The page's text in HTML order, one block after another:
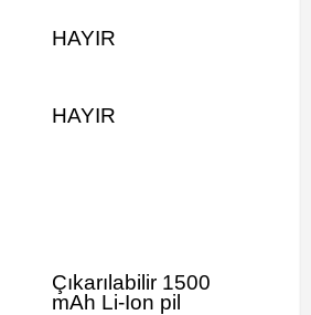
HAYIR
HAYIR
Çıkarılabilir 1500
mAh Li-Ion pil